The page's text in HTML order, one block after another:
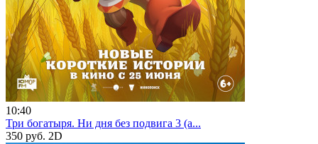
10:40
Три богатыря. Ни дня без подвига 3 (а...
350 руб. 2D